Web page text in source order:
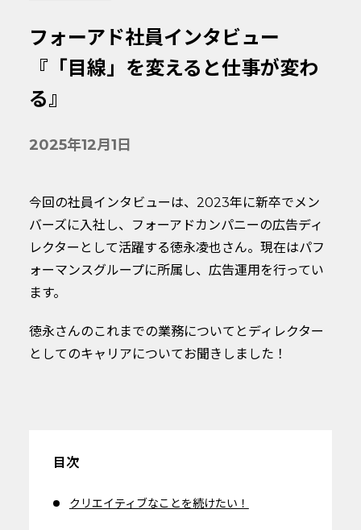
フォーアド社員インタビュー
『「目線」を変えると仕事が変わ
る』
2025年12月1日
今回の社員インタビューは、2023年に新卒でメン
バーズに入社し、フォーアドカンパニーの広告ディ
レクターとして活躍する徳永凌也さん。現在はパフ
ォーマンスグループに所属し、広告運用を行ってい
ます。
徳永さんのこれまでの業務についてとディレクター
としてのキャリアについてお聞きしました！
目次
クリエイティブなことを続けたい！